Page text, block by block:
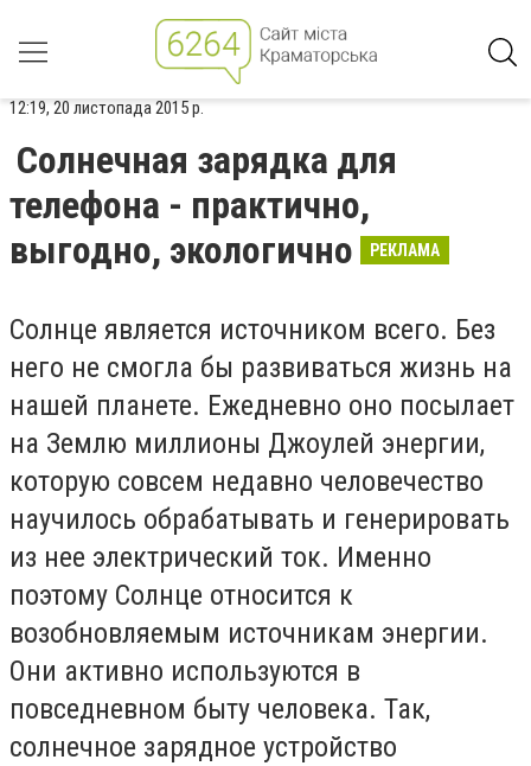
12:19, 20 листопада 2015 р.
Солнечная зарядка для
телефона - практично,
выгодно, экологично
РЕКЛАМА
Солнце является источником всего. Без
него не смогла бы развиваться жизнь на
нашей планете. Ежедневно оно посылает
на Землю миллионы Джоулей энергии,
которую совсем недавно человечество
научилось обрабатывать и генерировать
из нее электрический ток. Именно
поэтому Солнце относится к
возобновляемым источникам энергии.
Они активно используются в
повседневном быту человека. Так,
солнечное зарядное устройство